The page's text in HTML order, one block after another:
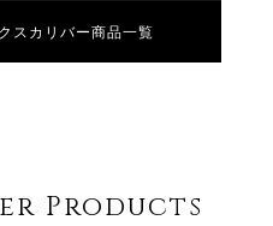
スカリバー商品一覧
Products